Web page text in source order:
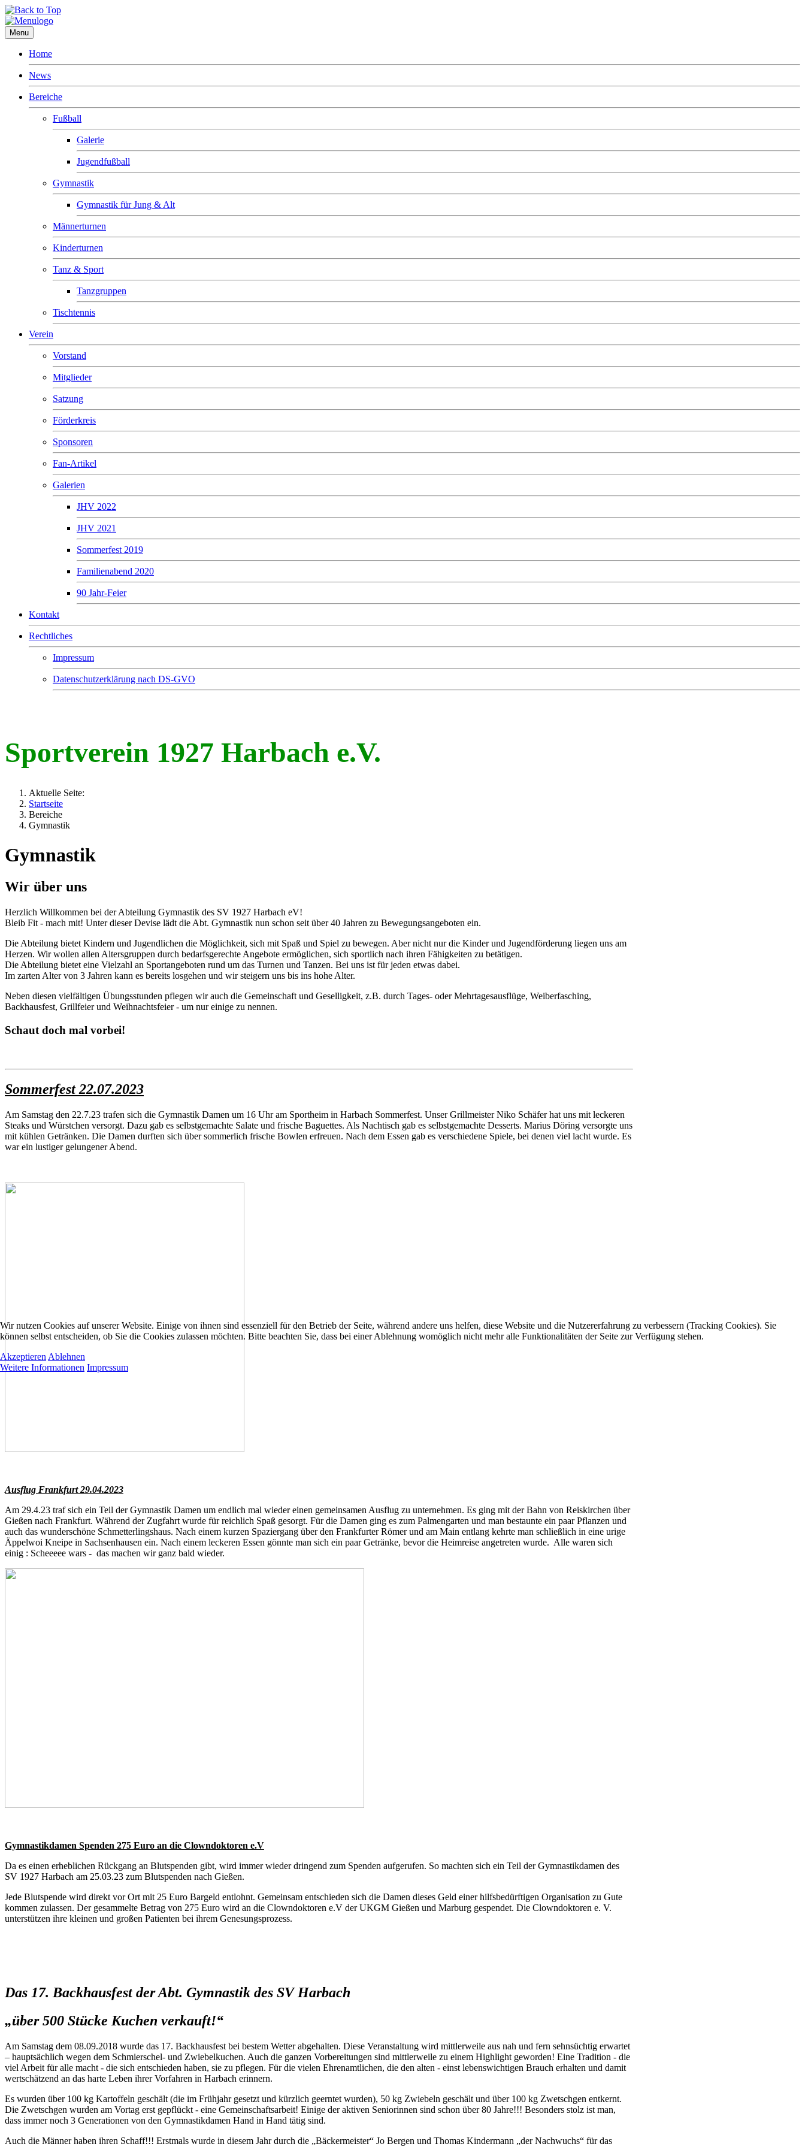
Menu
Home
News
Bereiche
Fußball
Galerie
Jugendfußball
Gymnastik
Gymnastik für Jung & Alt
Männerturnen
Kinderturnen
Tanz & Sport
Tanzgruppen
Tischtennis
Verein
Vorstand
Mitglieder
Satzung
Förderkreis
Sponsoren
Fan-Artikel
Galerien
JHV 2022
JHV 2021
Sommerfest 2019
Familienabend 2020
90 Jahr-Feier
Kontakt
Rechtliches
Impressum
Datenschutzerklärung nach DS-GVO
Sportverein 1927 Harbach e.V.
Aktuelle Seite:
Startseite
Bereiche
Gymnastik
Gymnastik
Wir über uns
Herzlich Willkommen bei der Abteilung Gymnastik des SV 1927 Harbach eV!
Bleib Fit - mach mit! Unter dieser Devise lädt die Abt. Gymnastik nun schon seit über 40 Jahren zu Bewegungsangeboten ein.
Die Abteilung bietet Kindern und Jugendlichen die Möglichkeit, sich mit Spaß und Spiel zu bewegen. Aber nicht nur die Kinder und Jugendförderung liegen uns am
Herzen. Wir wollen allen Altersgruppen durch bedarfsgerechte Angebote ermöglichen, sich sportlich nach ihren Fähigkeiten zu betätigen.
Die Abteilung bietet eine Vielzahl an Sportangeboten rund um das Turnen und Tanzen. Bei uns ist für jeden etwas dabei.
Im zarten Alter von 3 Jahren kann es bereits losgehen und wir steigern uns bis ins hohe Alter.
Neben diesen vielfältigen Übungsstunden pflegen wir auch die Gemeinschaft und Geselligkeit, z.B. durch Tages- oder Mehrtagesausflüge, Weiberfasching,
Backhausfest, Grillfeier und Weihnachtsfeier - um nur einige zu nennen.
Schaut doch mal vorbei!
Sommerfest 22.07.2023
Am Samstag den 22.7.23 trafen sich die Gymnastik Damen um 16 Uhr am Sportheim in Harbach Sommerfest. Unser Grillmeister Niko Schäfer hat uns mit leckeren
Steaks und Würstchen versorgt. Dazu gab es selbstgemachte Salate und frische Baguettes. Als Nachtisch gab es selbstgemachte Desserts. Marius Döring versorgte uns
mit kühlen Getränken. Die Damen durften sich über sommerlich frische Bowlen erfreuen. Nach dem Essen gab es verschiedene Spiele, bei denen viel lacht wurde. Es
war ein lustiger gelungener Abend.
Ausflug Frankfurt 29.04.2023
Am 29.4.23 traf sich ein Teil der Gymnastik Damen um endlich mal wieder einen gemeinsamen Ausflug zu unternehmen. Es ging mit der Bahn von Reiskirchen über
Gießen nach Frankfurt. Während der Zugfahrt wurde für reichlich Spaß gesorgt. Für die Damen ging es zum Palmengarten und man bestaunte ein paar Pflanzen und
auch das wunderschöne Schmetterlingshaus. Nach einem kurzen Spaziergang über den Frankfurter Römer und am Main entlang kehrte man schließlich in eine urige
Äppelwoi Kneipe in Sachsenhausen ein. Nach einem leckeren Essen gönnte man sich ein paar Getränke, bevor die Heimreise angetreten wurde. Alle waren sich
einig : Scheeeee wars - das machen wir ganz bald wieder.
Gymnastikdamen Spenden 275 Euro an die Clowndoktoren e.V
Da es einen erheblichen Rückgang an Blutspenden gibt, wird immer wieder dringend zum Spenden aufgerufen. So machten sich ein Teil der Gymnastikdamen des
SV 1927 Harbach am 25.03.23 zum Blutspenden nach Gießen.
Jede Blutspende wird direkt vor Ort mit 25 Euro Bargeld entlohnt. Gemeinsam entschieden sich die Damen dieses Geld einer hilfsbedürftigen Organisation zu Gute
kommen zulassen. Der gesammelte Betrag von 275 Euro wird an die Clowndoktoren e.V der UKGM Gießen und Marburg gespendet. Die Clowndoktoren e. V.
unterstützen ihre kleinen und großen Patienten bei ihrem Genesungsprozess.
Das 17. Backhausfest der Abt. Gymnastik des SV Harbach
„über 500 Stücke Kuchen verkauft!“
Am Samstag dem 08.09.2018 wurde das 17. Backhausfest bei bestem Wetter abgehalten. Diese Veranstaltung wird mittlerweile aus nah und fern sehnsüchtig erwartet
– hauptsächlich wegen dem Schmierschel- und Zwiebelkuchen. Auch die ganzen Vorbereitungen sind mittlerweile zu einem Highlight geworden! Eine Tradition - die
viel Arbeit für alle macht - die sich entschieden haben, sie zu pflegen. Für die vielen Ehrenamtlichen, die den alten - einst lebenswichtigen Brauch erhalten und damit
wertschätzend an das harte Leben ihrer Vorfahren in Harbach erinnern.
Es wurden über 100 kg Kartoffeln geschält (die im Frühjahr gesetzt und kürzlich geerntet wurden), 50 kg Zwiebeln geschält und über 100 kg Zwetschgen entkernt.
Die Zwetschgen wurden am Vortag erst gepflückt - eine Gemeinschaftsarbeit! Einige der aktiven Seniorinnen sind schon über 80 Jahre!!! Besonders stolz ist man,
dass immer noch 3 Generationen von den Gymnastikdamen Hand in Hand tätig sind.
Auch die Männer haben ihren Schaff!!! Erstmals wurde in diesem Jahr durch die „Bäckermeister“ Jo Bergen und Thomas Kindermann „der Nachwuchs“ für das
Wir nutzen Cookies auf unserer Website. Einige von ihnen sind essenziell für den Betrieb der Seite, während andere uns helfen, diese Website und die Nutzererfahrung zu verbessern (Tracking Cookies). Sie
können selbst entscheiden, ob Sie die Cookies zulassen möchten. Bitte beachten Sie, dass bei einer Ablehnung womöglich nicht mehr alle Funktionalitäten der Seite zur Verfügung stehen.
Akzeptieren Ablehnen
Weitere Informationen Impressum